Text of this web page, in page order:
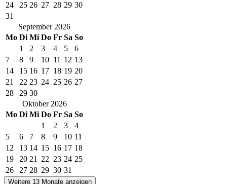
24
25 26 27 28 29 30
31
September 2026
Mo Di Mi Do Fr Sa So
1
2 3 4 5
6
7
8 9 10 11 12 13
14
15 16 17 18 19 20
21
22 23 24 25 26 27
28
29 30
Oktober 2026
Mo Di Mi Do Fr Sa So
1
2 3
4
5
6 7 8 9 10 11
12
13 14 15 16 17 18
19
20 21 22 23 24 25
26
27 28 29 30 31
Weitere 13 Monate anzeigen